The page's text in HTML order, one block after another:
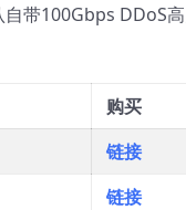
带100Gbps DDoS
购买
链接
链接